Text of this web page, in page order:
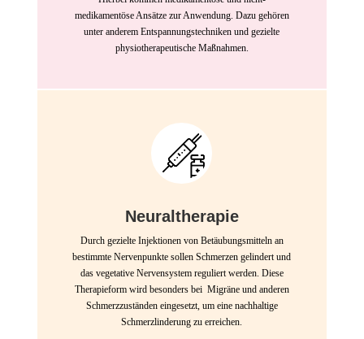
medikamentöse Ansätze zur Anwendung. Dazu gehören
unter anderem Entspannungstechniken und gezielte
physiotherapeutische Maßnahmen.
Neuraltherapie
Durch gezielte Injektionen von Betäubungsmitteln an
bestimmte Nervenpunkte sollen Schmerzen gelindert und
das vegetative Nervensystem reguliert werden. Diese
Therapieform wird besonders bei Migräne und anderen
Schmerzzuständen eingesetzt, um eine nachhaltige
Schmerzlinderung zu erreichen.